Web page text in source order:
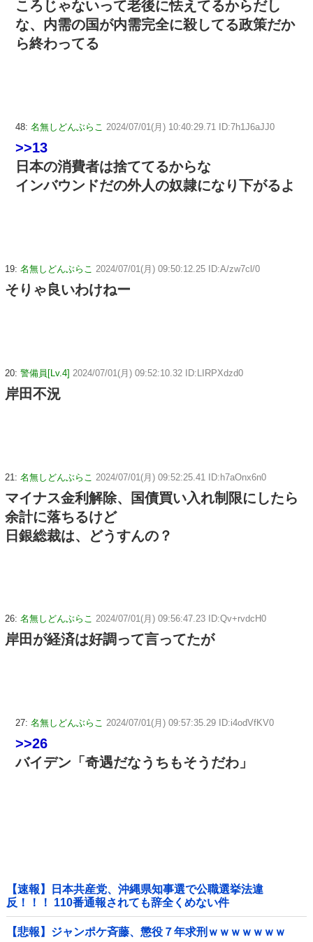
ころじゃないって老後に怯えてるからだし
な、内需の国が内需完全に殺してる政策だか
ら終わってる
48: 名無しどんぶらこ 2024/07/01(月) 10:40:29.71 ID:7h1J6aJJ0
>>13
日本の消費者は捨ててるからな
インバウンドだの外人の奴隷になり下がるよ
19: 名無しどんぶらこ 2024/07/01(月) 09:50:12.25 ID:A/zw7cl/0
そりゃ良いわけねー
20: 警備員[Lv.4] 2024/07/01(月) 09:52:10.32 ID:LIRPXdzd0
岸田不況
21: 名無しどんぶらこ 2024/07/01(月) 09:52:25.41 ID:h7aOnx6n0
マイナス金利解除、国債買い入れ制限にしたら
余計に落ちるけど
日銀総裁は、どうすんの？
26: 名無しどんぶらこ 2024/07/01(月) 09:56:47.23 ID:Qv+rvdcH0
岸田が経済は好調って言ってたが
27: 名無しどんぶらこ 2024/07/01(月) 09:57:35.29 ID:i4odVfKV0
>>26
バイデン「奇遇だなうちもそうだわ」
【速報】日本共産党、沖縄県知事選で公職選挙法違
反！！！ 110番通報されても辞全くめない件
【悲報】ジャンポケ斉藤、懲役７年求刑ｗｗｗｗｗｗｗ